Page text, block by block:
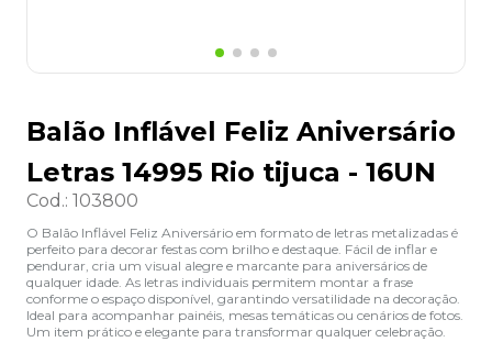
Balão Inflável Feliz Aniversário
Letras 14995 Rio tijuca - 16UN
Cod.: 103800
O Balão Inflável Feliz Aniversário em formato de letras metalizadas é
perfeito para decorar festas com brilho e destaque. Fácil de inflar e
pendurar, cria um visual alegre e marcante para aniversários de
qualquer idade. As letras individuais permitem montar a frase
conforme o espaço disponível, garantindo versatilidade na decoração.
Ideal para acompanhar painéis, mesas temáticas ou cenários de fotos.
Um item prático e elegante para transformar qualquer celebração.